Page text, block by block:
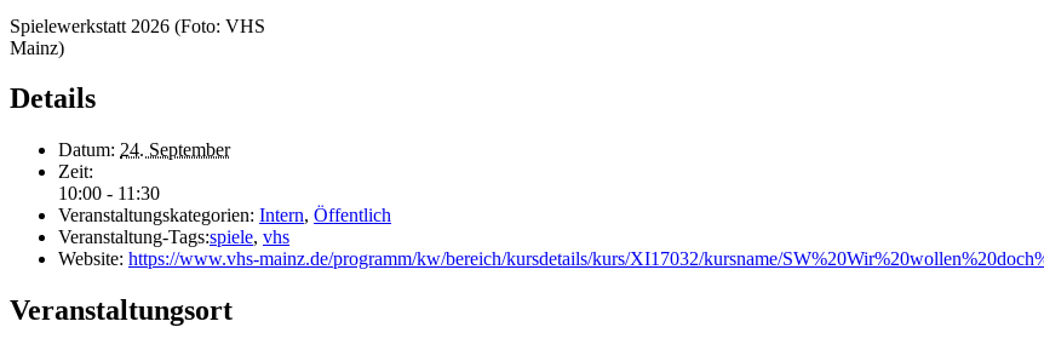
Spielewerkstatt 2026 (Foto: VHS
Mainz)
Details
Datum: 24. September
Zeit:
10:00 - 11:30
Veranstaltungskategorien: Intern, Öffentlich
Veranstaltung-Tags:spiele, vhs
Website: https://www.vhs-mainz.de/programm/kw/bereich/kursdetails/kurs/XI17032/kursname/
Veranstaltungsort